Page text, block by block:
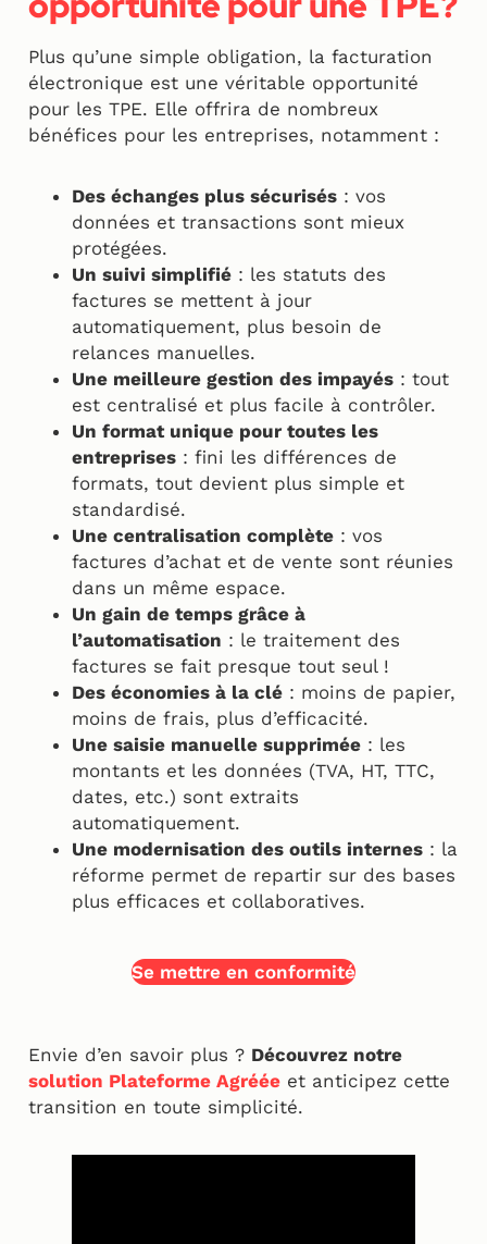
Plus qu’une simple obligation, la facturation
électronique est une véritable opportunité
pour les TPE. Elle offrira de nombreux
bénéfices pour les entreprises, notamment :
Des échanges plus sécurisés : vos
données et transactions sont mieux
protégées.
Un suivi simplifié : les statuts des
factures se mettent à jour
automatiquement, plus besoin de
relances manuelles.
Une meilleure gestion des impayés : tout
est centralisé et plus facile à contrôler.
Un format unique pour toutes les
entreprises : fini les différences de
formats, tout devient plus simple et
standardisé.
Une centralisation complète : vos
factures d’achat et de vente sont réunies
dans un même espace.
Un gain de temps grâce à
l’automatisation : le traitement des
factures se fait presque tout seul !
Des économies à la clé : moins de papier,
moins de frais, plus d’efficacité.
Une saisie manuelle supprimée : les
montants et les données (TVA, HT, TTC,
dates, etc.) sont extraits
automatiquement.
Une modernisation des outils internes : la
réforme permet de repartir sur des bases
plus efficaces et collaboratives.
Se mettre en conformité
Envie d’en savoir plus ? Découvrez notre
solution Plateforme Agréée et anticipez cette
transition en toute simplicité.